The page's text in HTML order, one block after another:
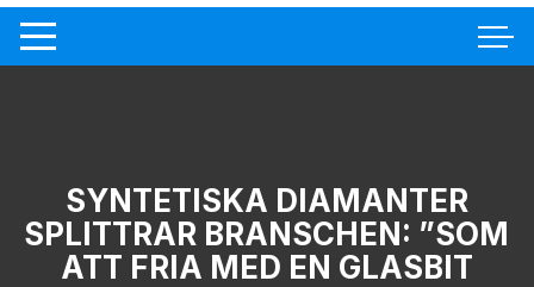
SYNTETISKA DIAMANTER
SPLITTRAR BRANSCHEN: ”SOM
ATT FRIA MED EN GLASBIT